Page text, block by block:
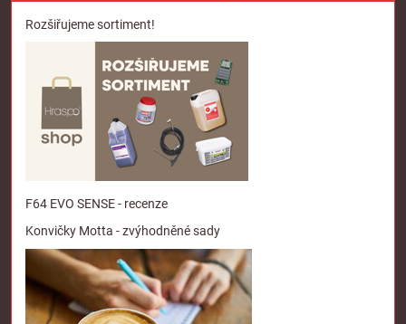
Rozšiřujeme sortiment!
F64 EVO SENSE - recenze
Konvičky Motta - zvýhodněné sady